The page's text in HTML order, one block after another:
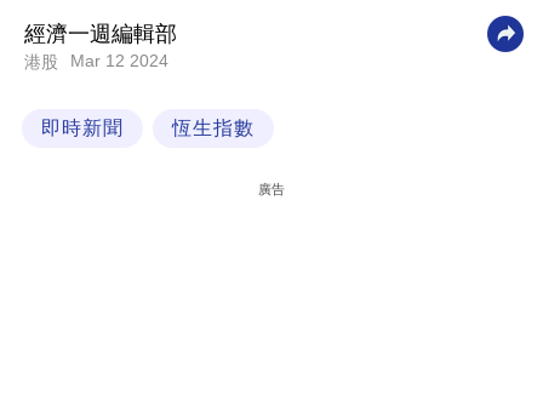
商
業
經濟一週編輯部
港股 Mar 12 2024
即時新聞 恆生指數
廣告